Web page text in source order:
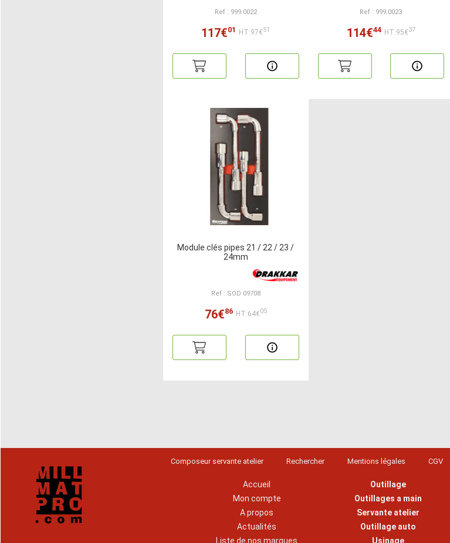
Ref : 999.0022
117€01 HT:97€51
Ref : 999.0023
114€44 HT:95€37
Module clés pipes 21 / 22 / 23 /
24mm
Ref : SOD 09708
76€86 HT:64€05
Composeur servante atelier Rechercher Mentions légales CGV
Accueil
Mon compte
A propos
Actualités
Liste de nos marques
Outillage
Outillages a main
Servante atelier
Outillage auto
Usinage